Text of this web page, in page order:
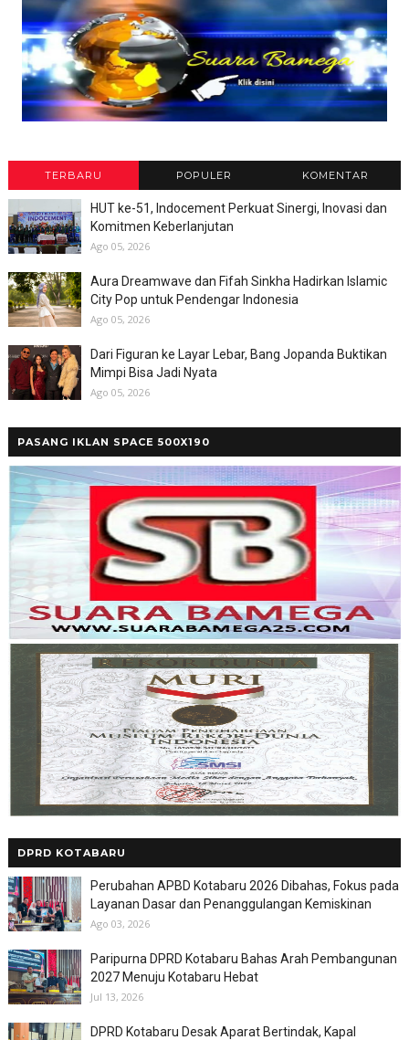
TERBARU POPULER KOMENTAR
HUT ke-51, Indocement Perkuat Sinergi, Inovasi dan
Komitmen Keberlanjutan
Ago 05, 2026
Aura Dreamwave dan Fifah Sinkha Hadirkan Islamic
City Pop untuk Pendengar Indonesia
Ago 05, 2026
Dari Figuran ke Layar Lebar, Bang Jopanda Buktikan
Mimpi Bisa Jadi Nyata
Ago 05, 2026
PASANG IKLAN SPACE 500X190
DPRD KOTABARU
Perubahan APBD Kotabaru 2026 Dibahas, Fokus pada
Layanan Dasar dan Penanggulangan Kemiskinan
Ago 03, 2026
Paripurna DPRD Kotabaru Bahas Arah Pembangunan
2027 Menuju Kotabaru Hebat
Jul 13, 2026
DPRD Kotabaru Desak Aparat Bertindak, Kapal